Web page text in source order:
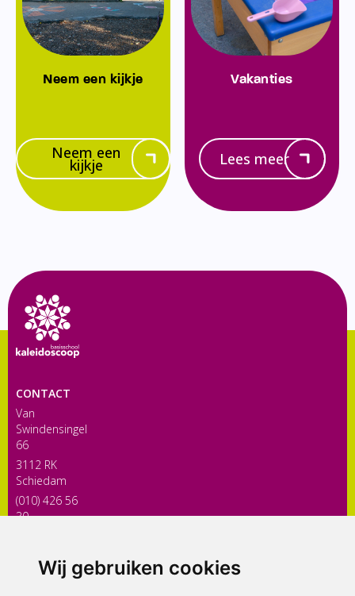
Wij gebruiken cookies
Neem een kijkje
Neem een
kijkje
Vakanties
Lees meer
CONTACT
Van
Swindensingel
66
3112 RK
Schiedam
(010) 426 56
30
ONDERDEEL VAN